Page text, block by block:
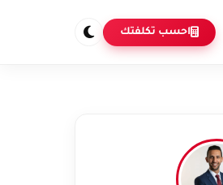
احسب تكلفتك